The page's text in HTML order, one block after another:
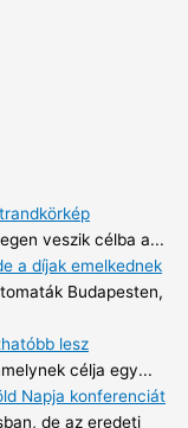
veszik célba a...
a díjak emelkednek
Budapesten,
lesz
célja egy...
Napja konferenciát
de az eredeti